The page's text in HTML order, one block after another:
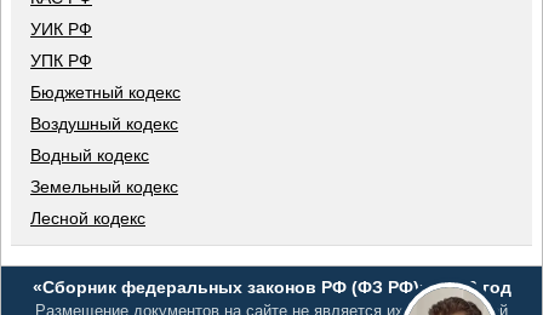
УИК РФ
УПК РФ
Бюджетный кодекс
Воздушный кодекс
Водный кодекс
Земельный кодекс
Лесной кодекс
«Сборник федеральных законов РФ (ФЗ РФ)», 2026 год
Размещение документов на сайте не является их официальной